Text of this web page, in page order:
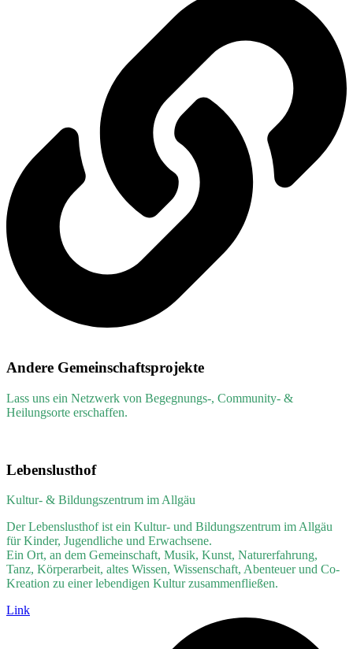
Andere Gemeinschaftsprojekte
Lass uns ein Netzwerk von Begegnungs-, Community- &
Heilungsorte erschaffen.
Lebenslusthof
Kultur- & Bildungszentrum im Allgäu
Der Lebenslusthof ist ein Kultur- und Bildungszentrum im Allgäu
für Kinder, Jugendliche und Erwachsene.
Ein Ort, an dem Gemeinschaft, Musik, Kunst, Naturerfahrung,
Tanz, Körperarbeit, altes Wissen, Wissenschaft, Abenteuer und Co-
Kreation zu einer lebendigen Kultur zusammenfließen.
Link